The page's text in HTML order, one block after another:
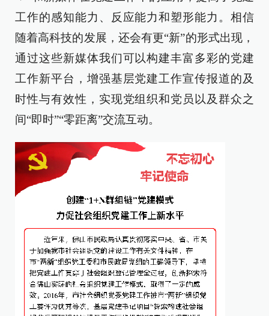
工作的感知能力、反应能力和塑形能力。相信
随着高科技的发展，还会有更“新”的形式出现，
通过这些新媒体我们可以构建丰富多彩的党建
工作新平台，增强基层党建工作宣传报道的及
时性与有效性，实现党组织和党员以及群众之
间“即时”“零距离”交流互动。